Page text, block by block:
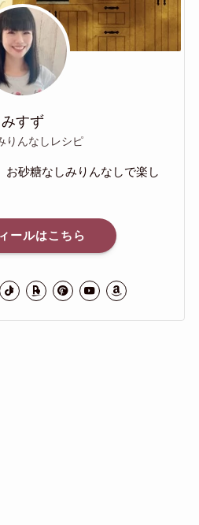
みすず
りんなしレシピ
お砂糖なしみりんなしで楽し
ールはこちら